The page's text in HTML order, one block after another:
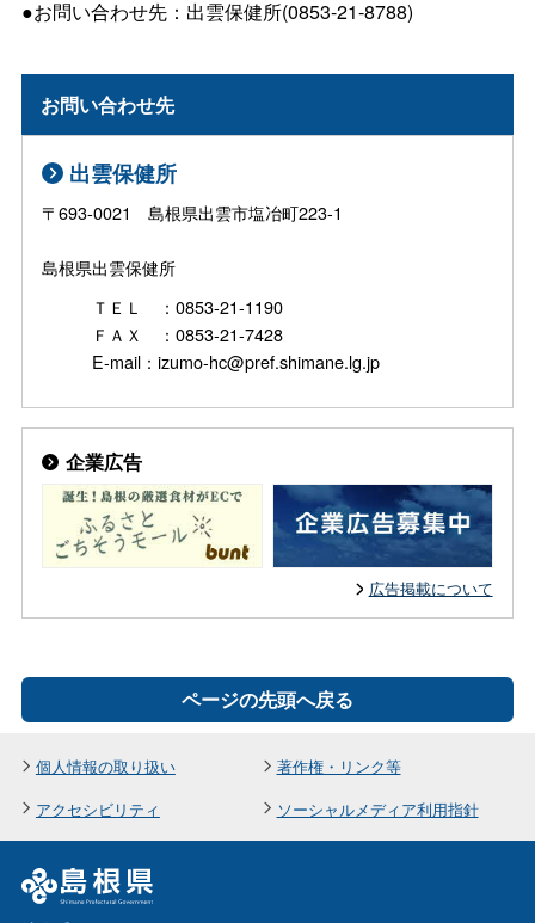
●お問い合わせ先：出雲保健所(0853-21-8788)
お問い合わせ先
出雲保健所
〒693-0021 島根県出雲市塩冶町223-1
島根県出雲保健所
ＴＥＬ ：0853-21-1190
ＦＡＸ ：0853-21-7428
E-mail：izumo-hc@pref.shimane.lg.jp
企業広告
広告掲載について
ページの先頭へ戻る
個人情報の取り扱い
著作権・リンク等
アクセシビリティ
ソーシャルメディア利用指針